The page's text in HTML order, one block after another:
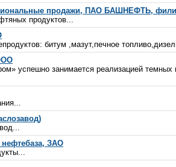
продажи, ПАО БАШНЕФТЬ,
продуктов...
битум ,мазут,печное
успешно занимается реализацией темных
нефтебаза, ЗАО